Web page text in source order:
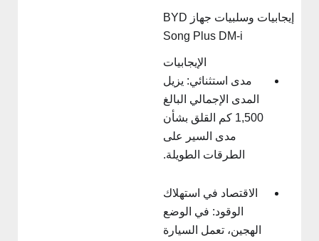
إيجابيات وسلبيات جهاز BYD
Song Plus DM-i
الإيجابيات
مدى استثنائي: يزيل
المدى الإجمالي البالغ
1,500 كم القلق بشأن
مدى السير على
الطرقات الطويلة.
الاقتصاد في استهلاك
الوقود: في الوضع
الهجين، تعمل السيارة